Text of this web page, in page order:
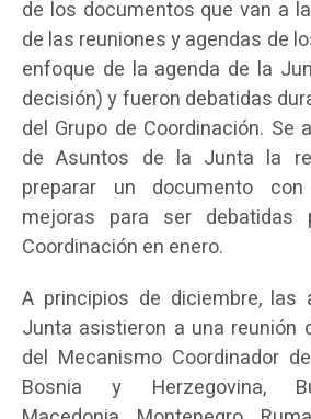
de los documentos que van a
de las reuniones y agendas de
enfoque de la agenda de la
decisión) y fueron debatidas
del Grupo de Coordinación. Se
de Asuntos de la Junta la
preparar un documento
mejoras para ser debatidas
Coordinación en enero.
A principios de diciembre, las
Junta asistieron a una reunión
del Mecanismo Coordinador
Bosnia y Herzegovina,